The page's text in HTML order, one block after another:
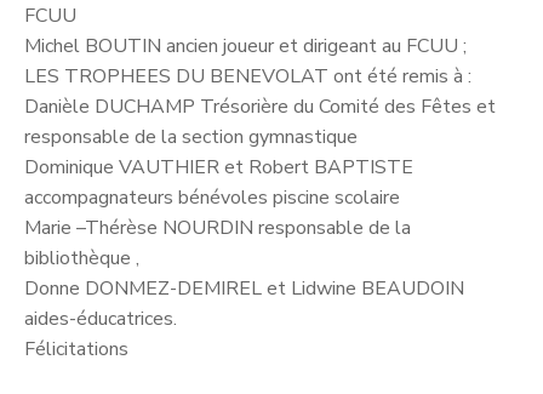
FCUU
Michel BOUTIN ancien joueur et dirigeant au FCUU ;
LES TROPHEES DU BENEVOLAT ont été remis à :
Danièle DUCHAMP Trésorière du Comité des Fêtes et
responsable de la section gymnastique
Dominique VAUTHIER et Robert BAPTISTE
accompagnateurs bénévoles piscine scolaire
Marie –Thérèse NOURDIN responsable de la
bibliothèque ,
Donne DONMEZ-DEMIREL et Lidwine BEAUDOIN
aides-éducatrices.
Félicitations